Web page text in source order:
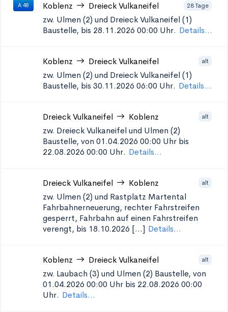
A 48 Koblenz Dreieck Vulkaneifel 28 Tage
zw. Ulmen (2) und Dreieck Vulkaneifel (1)
Baustelle, bis 28.11.2026 00:00 Uhr. Details...
Koblenz Dreieck Vulkaneifel alt
zw. Ulmen (2) und Dreieck Vulkaneifel (1)
Baustelle, bis 30.11.2026 06:00 Uhr. Details...
Dreieck Vulkaneifel Koblenz alt
zw. Dreieck Vulkaneifel und Ulmen (2)
Baustelle, von 01.04.2026 00:00 Uhr bis
22.08.2026 00:00 Uhr. Details...
Dreieck Vulkaneifel Koblenz alt
zw. Ulmen (2) und Rastplatz Martental
Fahrbahnerneuerung, rechter Fahrstreifen
gesperrt, Fahrbahn auf einen Fahrstreifen
verengt, bis 18.10.2026 [...] Details...
Koblenz Dreieck Vulkaneifel alt
zw. Laubach (3) und Ulmen (2) Baustelle, von
01.04.2026 00:00 Uhr bis 22.08.2026 00:00
Uhr. Details...